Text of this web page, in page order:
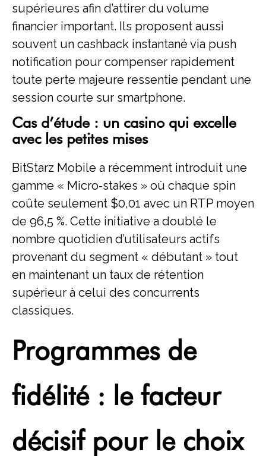
supérieures afin d’attirer du volume
financier important. Ils proposent aussi
souvent un cashback instantané via push
notification pour compenser rapidement
toute perte majeure ressentie pendant une
session courte sur smartphone.
Cas d’étude : un casino qui excelle
avec les petites mises
BitStarz Mobile a récemment introduit une
gamme « Micro‑stakes » où chaque spin
coûte seulement $0,01 avec un RTP moyen
de 96,5 %. Cette initiative a doublé le
nombre quotidien d’utilisateurs actifs
provenant du segment « débutant » tout
en maintenant un taux de rétention
supérieur à celui des concurrents
classiques.
Programmes de
fidélité : le facteur
décisif pour le choix